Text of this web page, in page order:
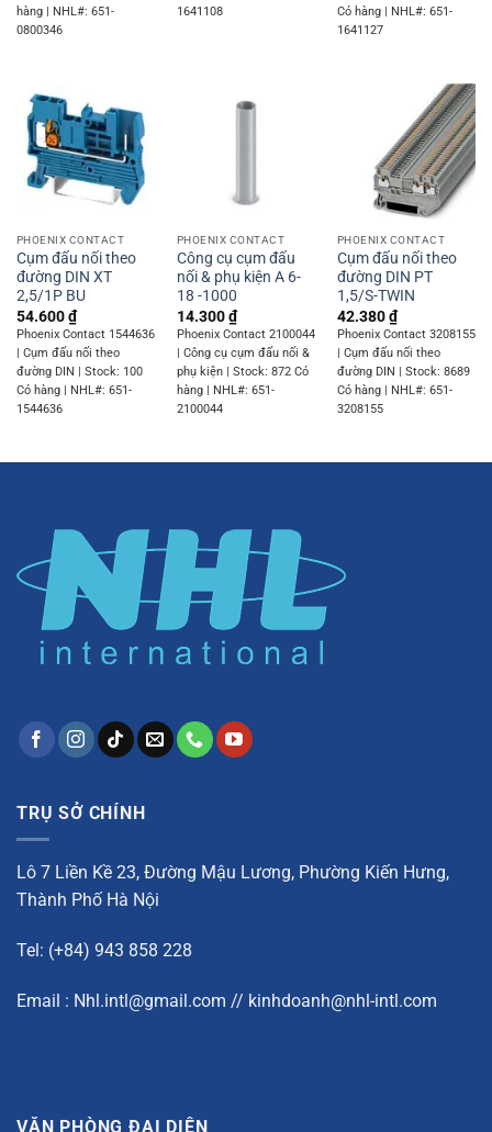
hàng | NHL#: 651-
0800346
1641108
Có hàng | NHL#: 651-
1641127
PHOENIX CONTACT
Cụm đấu nối theo
đường DIN XT
2,5/1P BU
54.600₫
Phoenix Contact 1544636
| Cụm đấu nối theo
đường DIN | Stock: 100
Có hàng | NHL#: 651-
1544636
PHOENIX CONTACT
Công cụ cụm đấu
nối & phụ kiện A 6-
18 -1000
14.300₫
Phoenix Contact 2100044
| Công cụ cụm đấu nối &
phụ kiện | Stock: 872 Có
hàng | NHL#: 651-
2100044
PHOENIX CONTACT
Cụm đấu nối theo
đường DIN PT
1,5/S-TWIN
42.380₫
Phoenix Contact 3208155
| Cụm đấu nối theo
đường DIN | Stock: 8689
Có hàng | NHL#: 651-
3208155
TRỤ SỞ CHÍNH
Lô 7 Liền Kề 23, Đường Mậu Lương, Phường Kiến Hưng,
Thành Phố Hà Nội
Tel: (+84) 943 858 228
Email : Nhl.intl@gmail.com // kinhdoanh@nhl-intl.com
VĂN PHÒNG ĐẠI DIỆN